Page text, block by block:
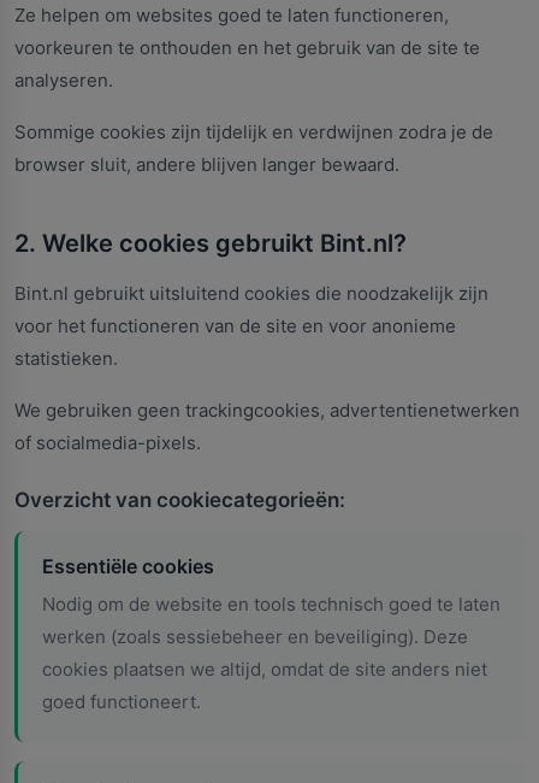
Ze helpen om websites goed te laten functioneren,
voorkeuren te onthouden en het gebruik van de site te
analyseren.
Sommige cookies zijn tijdelijk en verdwijnen zodra je de
browser sluit, andere blijven langer bewaard.
2. Welke cookies gebruikt Bint.nl?
Bint.nl gebruikt uitsluitend cookies die noodzakelijk zijn
voor het functioneren van de site en voor anonieme
statistieken.
We gebruiken geen trackingcookies, advertentienetwerken
of socialmedia-pixels.
Overzicht van cookiecategorieën:
Essentiële cookies
Nodig om de website en tools technisch goed te laten
werken (zoals sessiebeheer en beveiliging). Deze
cookies plaatsen we altijd, omdat de site anders niet
goed functioneert.